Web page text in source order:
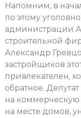
Напомним, в
по этому
администрации
строительной
Александр
застройщиков
привлекателен,
обратное.
на коммерческую
на месте домов,